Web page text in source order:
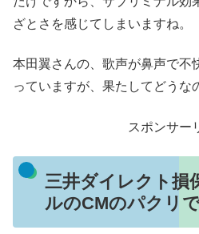
ざとさを感じてしまいますね。
本田翼さんの、歌声が鼻声で不
っていますが、果たしてどうな
スポンサー
三井ダイレクト損
ルのCMのパクリ